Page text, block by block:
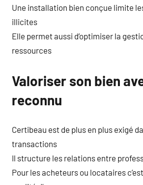
Une installation bien conçue limite
illicites
Elle permet aussi d’optimiser la
ressources
Valoriser son bien
reconnu
Certibeau est de plus en plus exigé
transactions
Il structure les relations entre
Pour les acheteurs ou locataires